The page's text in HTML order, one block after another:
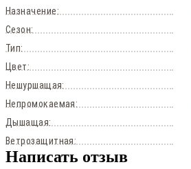
Назначение:
Сезон:
Тип:
Цвет:
Нешуршащая:
Непромокаемая:
Дышащая:
Ветрозащитная:
Написать отзыв